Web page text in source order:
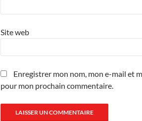
Site web
Enregistrer mon nom, mon e-mail et
pour mon prochain commentaire.